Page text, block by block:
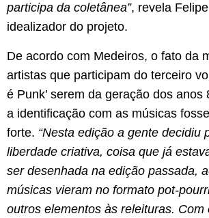
participa da coletânea”, revela
idealizador do projeto.
De acordo com Medeiros, o fato da
artistas que participam do terceiro
é Punk’ serem da geração dos anos
a identificação com as músicas
forte. “Nesta edição a gente decidiu
liberdade criativa, coisa que já
ser desenhada na edição passada,
músicas vieram no formato pot-
outros elementos às releituras. Com